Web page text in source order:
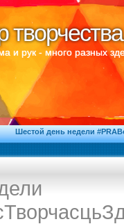
и рук - много разных
Шестой день недели